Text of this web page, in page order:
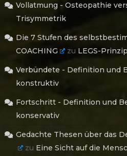
Vollatmung - Osteopathie
Trisymmetrik
Die 7 Stufen des
COACHING
zu LEGS-Prinzip
Verbündete - Definition und
konstruktiv
Fortschritt - Definition und
konservativ
Gedachte Thesen über das
zu Eine Sicht auf die